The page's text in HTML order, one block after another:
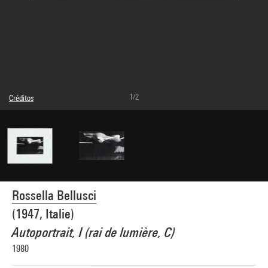
Rossella Bellusci
(1947, Italie)
Autoportrait, I (rai de lumière, C)
1980
Créditos
© droits réservés
Referencia de la imagen : 4Y04620
Difusión de la imagen :
GrandPalaisRmnPhoto
1/2